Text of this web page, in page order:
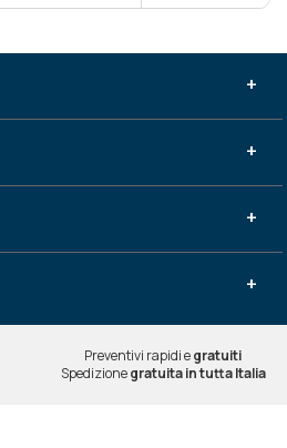
+
+
+
+
Preventivi rapidi egratuiti
Spedizionegratuita in tutta Italia